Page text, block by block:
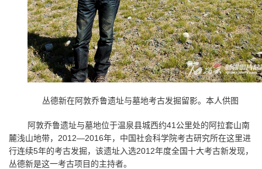
丛德新在阿敦乔鲁遗址与墓地考古发掘留影。本人供图
阿敦乔鲁遗址与墓地位于温泉县城西约41 公里处的阿拉套山南
麓浅山地带， 2012—2016年，中国社会科学院考古研究所在这里进
行连续5年的考古发掘，该遗址入选2012年度全国十大考古新发现，
丛德新是这一考古项目的主持者。